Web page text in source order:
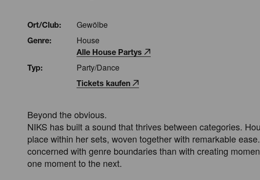
Ort/Club: Gewölbe
Genre: House
Alle House Partys
Typ:
Party/Dance
Tickets kaufen
Beyond the obvious.
NIKS has built a sound that thrives between categories.
place within her sets, woven together with remarkable
concerned with genre boundaries than with creating
one moment to the next.